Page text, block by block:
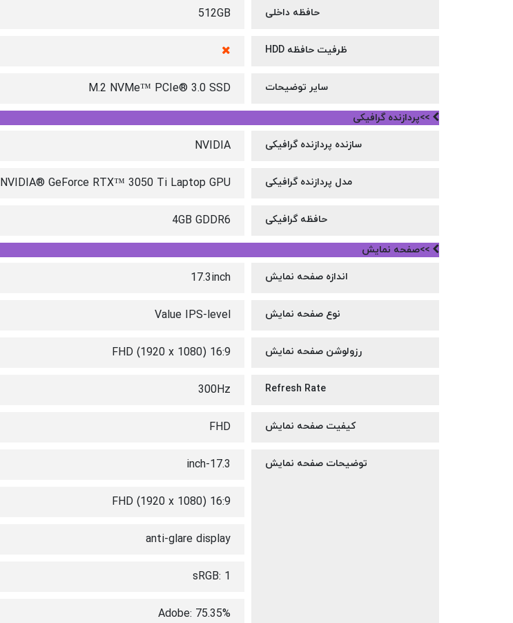
حافظه داخلی 512GB
ظرفیت حافظه HDD
سایر توضیحات M.2 NVMe™ PCIe® 3.0 SSD
>>پردازنده گرافیکی
سازنده پردازنده گرافیکی NVIDIA
مدل پردازنده گرافیکی NVIDIA® GeForce RTX™ 3050 Ti Laptop GPU
حافظه گرافیکی 4GB GDDR6
>>صفحه نمایش
اندازه صفحه نمایش 17.3inch
نوع صفحه نمایش Value IPS-level
رزولوشن صفحه نمایش FHD (1920 x 1080) 16:9
Refresh Rate
300Hz
کیفیت صفحه نمایش FHD
توضیحات صفحه نمایش 17.3-inch
FHD (1920 x 1080) 16:9
anti-glare display
sRGB: 1
Adobe: 75.35%